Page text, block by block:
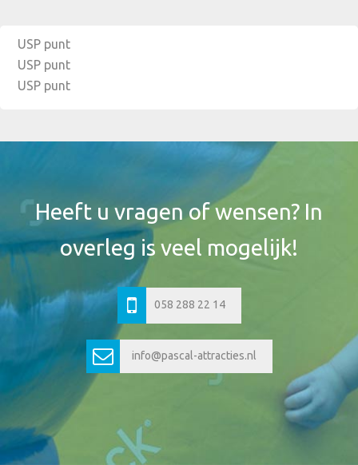
USP punt
USP punt
USP punt
Header
Heeft u vragen of wensen? In
overleg is veel mogelijk!
058 288 22 14
info@pascal-attracties.nl